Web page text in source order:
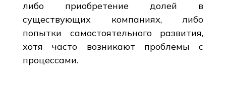
либо приобретение долей в
существующих компаниях, либо
попытки самостоятельного развития,
хотя часто возникают проблемы с
процессами.